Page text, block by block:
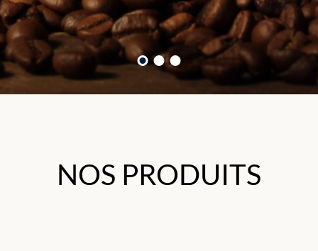
NOS PRODUITS